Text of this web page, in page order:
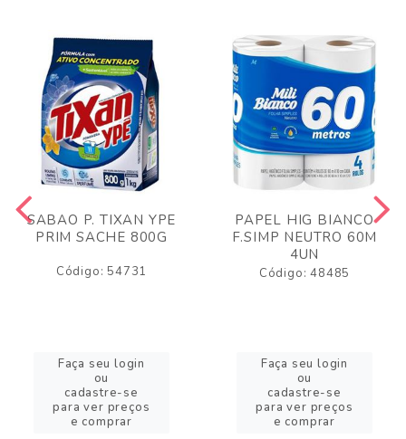
SABAO P. TIXAN YPE
PRIM SACHE 800G
Código: 54731
Faça seu login
ou
cadastre-se
para ver preços
e comprar
PAPEL HIG BIANCO
F.SIMP NEUTRO 60M
4UN
Código: 48485
Faça seu login
ou
cadastre-se
para ver preços
e comprar